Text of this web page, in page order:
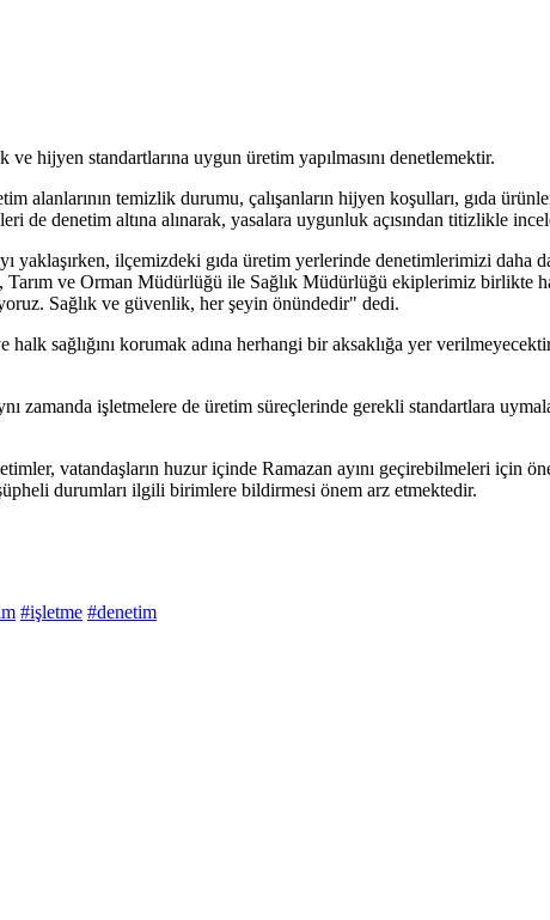
hijyen standartlarına uygun üretim yapılmasını denetlemektir.
alanlarının temizlik durumu, çalışanların hijyen koşulları, gıda
denetim altına alınarak, yasalara uygunluk açısından titizlikle
ilçemizdeki gıda üretim yerlerinde denetimlerimizi daha da
ve Orman Müdürlüğü ile Sağlık Müdürlüğü ekiplerimiz birlikte
Sağlık ve güvenlik, her şeyin önündedir" dedi.
sağlığını korumak adına herhangi bir aksaklığa yer
zamanda işletmelere de üretim süreçlerinde gerekli standartlara
vatandaşların huzur içinde Ramazan ayını geçirebilmeleri için
durumları ilgili birimlere bildirmesi önem arz etmektedir.
#işletme #denetim